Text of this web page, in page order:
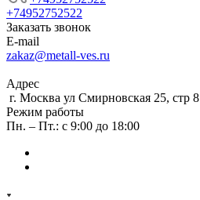
+74952752522
Заказать звонок
E-mail
zakaz@metall-ves.ru
Адрес
г. Москва ул Смирновская 25, стр 8
Режим работы
Пн. – Пт.: с 9:00 до 18:00